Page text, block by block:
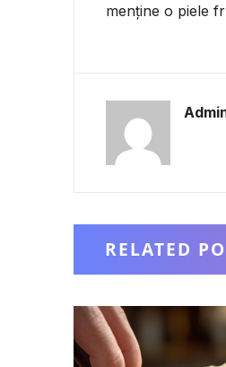
menține o piele
RELATED